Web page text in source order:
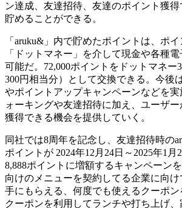
ン達成、友達招待、友達のポイント獲
貯めることができる。
「aruku&」内で貯めたポイントは、ポ
「ドットマネー」を介して現金や各種
可能だ。72,000ポイントをドットマネー
300円相当分）として交換できる。今後
やポイントアップキャンペーンなどを
ォーキングや友達招待に加え、ユーザ
獲得できる機会を提供していく。
同社では8周年を記念し、友達招待時の
ポイントが 2024年12月24日～2025年1
8,888ポイントに増額するキャンペーン
向けのメニューを契約してる企業に向け
手にもらえる、何度でも使えるクーポン
クーポンを利用してランチや打ち上げ